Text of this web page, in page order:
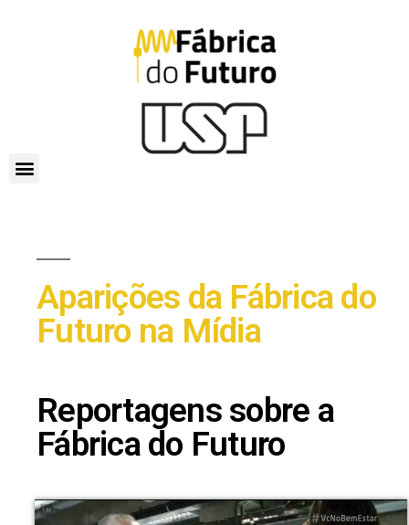
Aparições da Fábrica do
Futuro na Mídia
Reportagens sobre a
Fábrica do Futuro